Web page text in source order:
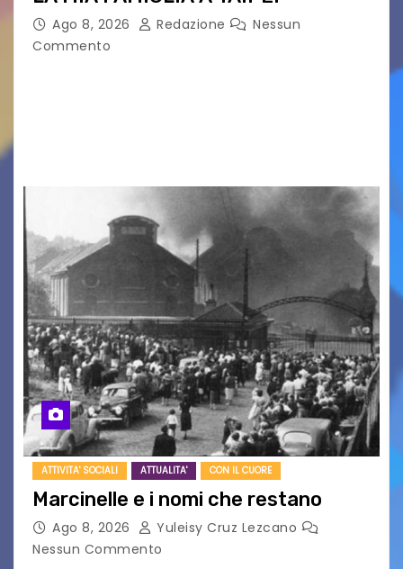
Ago 8, 2026 Redazione
Nessun
Commento
ATTIVITA' SOCIALI ATTUALITA' CON IL CUORE
Marcinelle e i nomi che restano
Ago 8, 2026
Yuleisy Cruz Lezcano
Nessun Commento